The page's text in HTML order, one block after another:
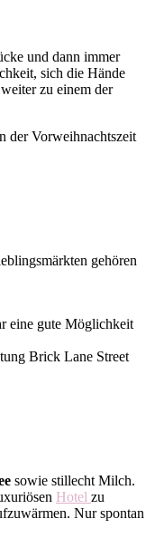
und dann immer
sich die Hände
zu einem der
der Vorweihnachtszeit
gehören
eine gute Möglichkeit
Brick Lane Street
sowie stillecht Milch.
Hotel zu
Nur spontan